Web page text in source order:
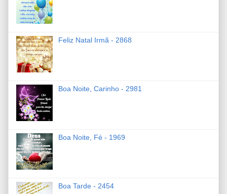
Feliz Natal Irmã - 2868
Boa Noite, Carinho - 2981
Boa Noite, Fé - 1969
Boa Tarde - 2454